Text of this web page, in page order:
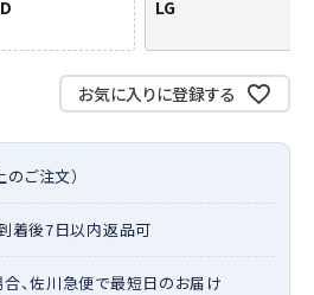
LG
お気に入りに登録する
ご注文）
着後7日以内返品可
、佐川急便で最短日のお届け